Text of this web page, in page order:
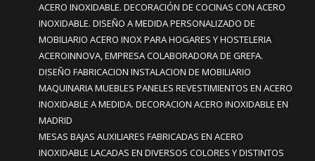
ACERO INOXIDABLE. DECORACIÓN DE COCINAS CON ACERO
INOXIDABLE. DISEÑO A MEDIDA PERSONALIZADO DE
MOBILIARIO ACERO INOX PARA HOGARES Y HOSTELERIA
ACEROINNOVA, EMPRESA COLABORADORA DE GREFA.
DISEÑO FABRICACION INSTALACION DE MOBILIARIO
MAQUINARIA MUEBLES PANELES REVESTIMIENTOS EN ACERO
INOXIDABLE A MEDIDA. DECORACION ACERO INOXIDABLE EN
MADRID
MESAS BAJAS AUXILIARES FABRICADAS EN ACERO
INOXIDABLE LACADAS EN DIVERSOS COLORES Y DISTINTOS